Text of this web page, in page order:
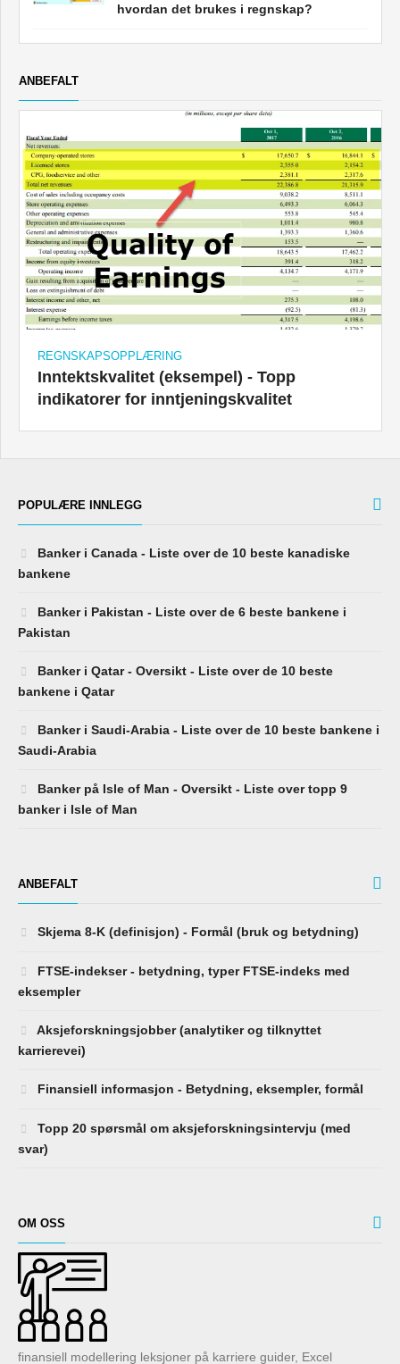
hvordan det brukes i regnskap?
ANBEFALT
REGNSKAPSOPPLÆRING
Inntektskvalitet (eksempel) - Topp
indikatorer for inntjeningskvalitet
POPULÆRE INNLEGG
Banker i Canada - Liste over de 10 beste kanadiske
bankene
Banker i Pakistan - Liste over de 6 beste bankene i
Pakistan
Banker i Qatar - Oversikt - Liste over de 10 beste
bankene i Qatar
Banker i Saudi-Arabia - Liste over de 10 beste bankene i
Saudi-Arabia
Banker på Isle of Man - Oversikt - Liste over topp 9
banker i Isle of Man
ANBEFALT
Skjema 8-K (definisjon) - Formål (bruk og betydning)
FTSE-indekser - betydning, typer FTSE-indeks med
eksempler
Aksjeforskningsjobber (analytiker og tilknyttet
karrierevei)
Finansiell informasjon - Betydning, eksempler, formål
Topp 20 spørsmål om aksjeforskningsintervju (med
svar)
OM OSS
finansiell modellering leksjoner på karriere guider, Excel